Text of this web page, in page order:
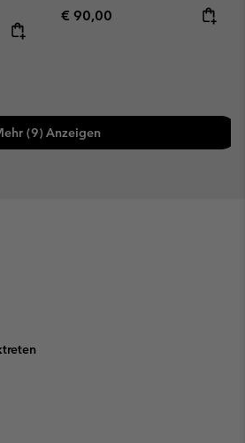
Regular price:
€ 90,00
(9) Anzeigen